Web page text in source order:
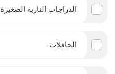
الدراجات النارية الصغيرة
الحافلات